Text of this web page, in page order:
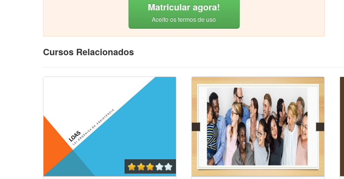
Matricular agora!
Aceito os termos de uso
Cursos Relacionados